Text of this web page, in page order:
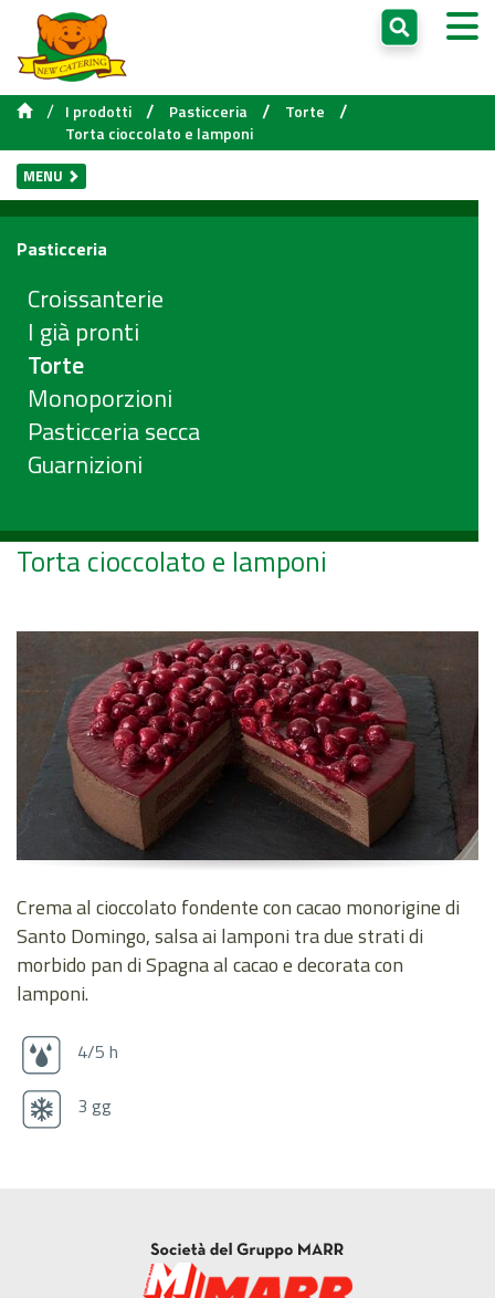
/ I prodotti / Pasticceria / Torte /
Torta cioccolato e lamponi
MENU
Pasticceria
Croissanterie
I già pronti
Torte
Monoporzioni
Pasticceria secca
Guarnizioni
Torta cioccolato e lamponi
Crema al cioccolato fondente con cacao monorigine di
Santo Domingo, salsa ai lamponi tra due strati di
morbido pan di Spagna al cacao e decorata con
lamponi.
4/5 h
3 gg